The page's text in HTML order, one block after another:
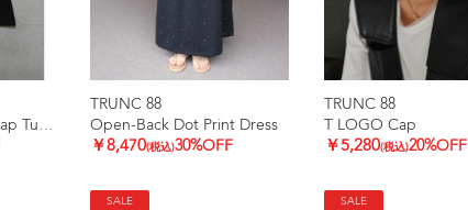
Ice touch Double Strap Tunic
TRUNC 88
Open-Back Dot Print Dress
￥8,470(税込)30%OFF
TRUNC 88
T LOGO Cap
￥5,280(税込)20%OFF
SALE SALE